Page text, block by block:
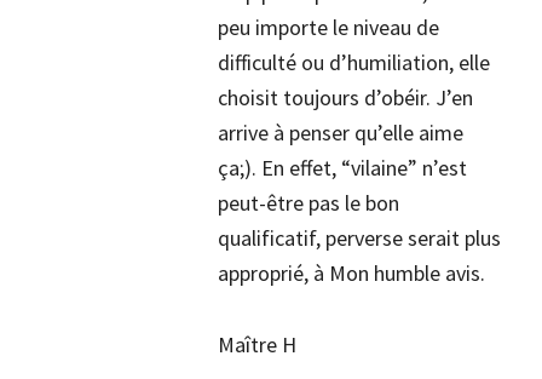
peu importe le niveau de
difficulté ou d’humiliation, elle
choisit toujours d’obéir. J’en
arrive à penser qu’elle aime
ça;). En effet, “vilaine” n’est
peut-être pas le bon
qualificatif, perverse serait plus
approprié, à Mon humble avis.
Maître H